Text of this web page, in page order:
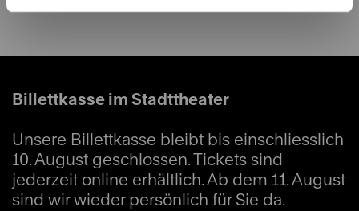
Billettkasse im Stadttheater
Unsere Billettkasse bleibt bis einschliesslich
10. August geschlossen. Tickets sind
jederzeit online erhältlich. Ab dem 11. August
sind wir wieder persönlich für Sie da.